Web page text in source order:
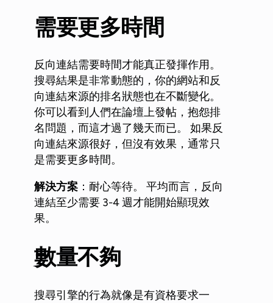
需要更多時間
反向連結需要時間才能真正發揮作用。
搜尋結果是非常動態的，你的網站和反
向連結來源的排名狀態也在不斷變化。
你可以看到人們在論壇上發帖，抱怨排
名問題，而這才過了幾天而已。 如果反
向連結來源很好，但沒有效果，通常只
是需要更多時間。
解決方案 ：耐心等待。 平均而言，反向
連結至少需要 3-4 週才能開始顯現效
果。
數量不夠
搜尋引擎的行為就像是有資格要求一